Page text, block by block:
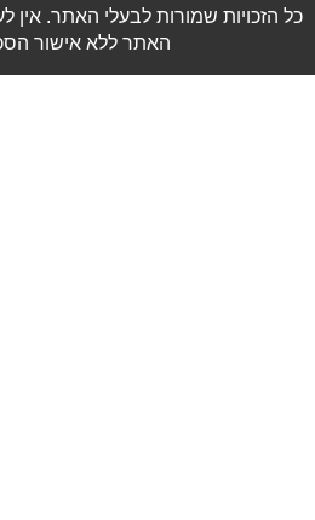
האתר ללא אישור